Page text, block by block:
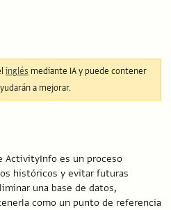
inglés mediante IA y puede contener
a mejorar.
ActivityInfo es un proceso
históricos y evitar futuras
una base de datos,
como un punto de referencia